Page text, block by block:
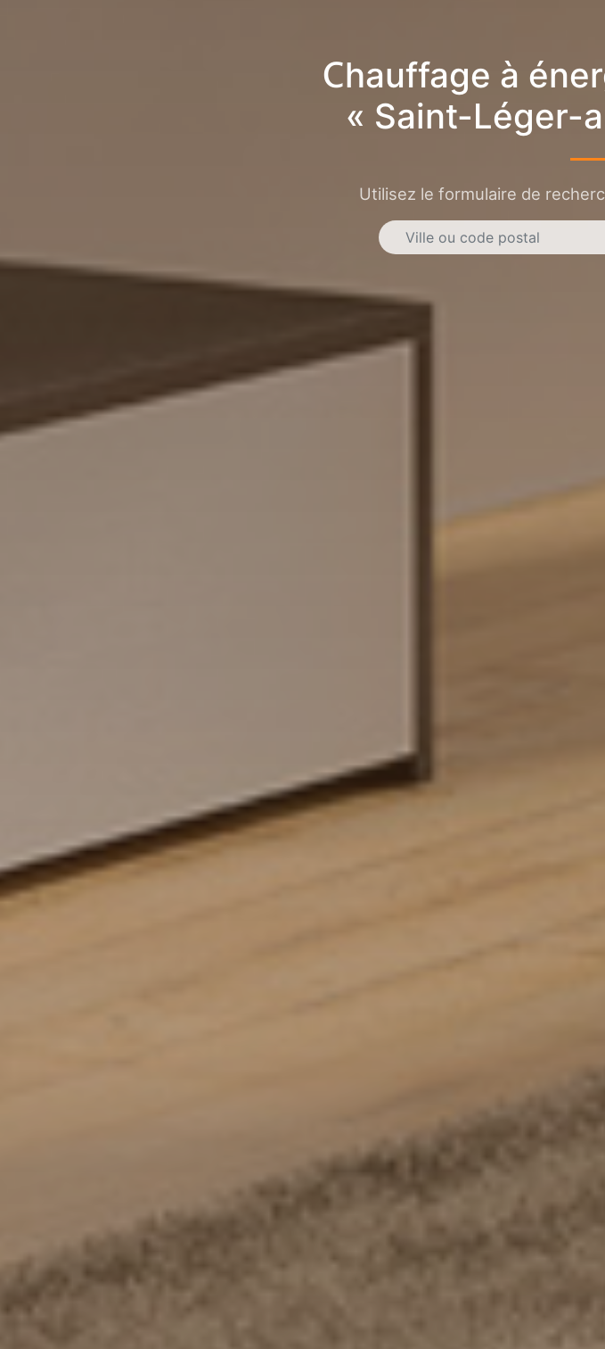
Chauffage à
« Saint-Léger-
Utilisez le formulaire de